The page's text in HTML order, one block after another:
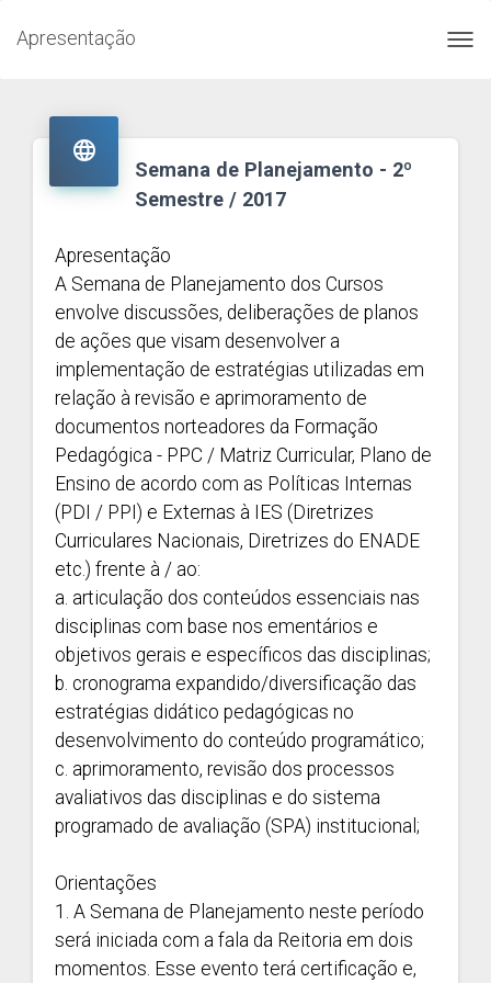
Apresentação

Semana de Planejamento - 2º
Semestre / 2017
Apresentação
A Semana de Planejamento dos Cursos
envolve discussões, deliberações de planos
de ações que visam desenvolver a
implementação de estratégias utilizadas em
relação à revisão e aprimoramento de
documentos norteadores da Formação
Pedagógica - PPC / Matriz Curricular, Plano de
Ensino de acordo com as Políticas Internas
(PDI / PPI) e Externas à IES (Diretrizes
Curriculares Nacionais, Diretrizes do ENADE
etc.) frente à / ao:
a. articulação dos conteúdos essenciais nas
disciplinas com base nos ementários e
objetivos gerais e específicos das disciplinas;
b. cronograma expandido/diversificação das
estratégias didático pedagógicas no
desenvolvimento do conteúdo programático;
c. aprimoramento, revisão dos processos
avaliativos das disciplinas e do sistema
programado de avaliação (SPA) institucional;
Orientações
1. A Semana de Planejamento neste período
será iniciada com a fala da Reitoria em dois
momentos. Esse evento terá certificação e,